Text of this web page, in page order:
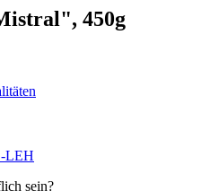
450g
LEH
sein?